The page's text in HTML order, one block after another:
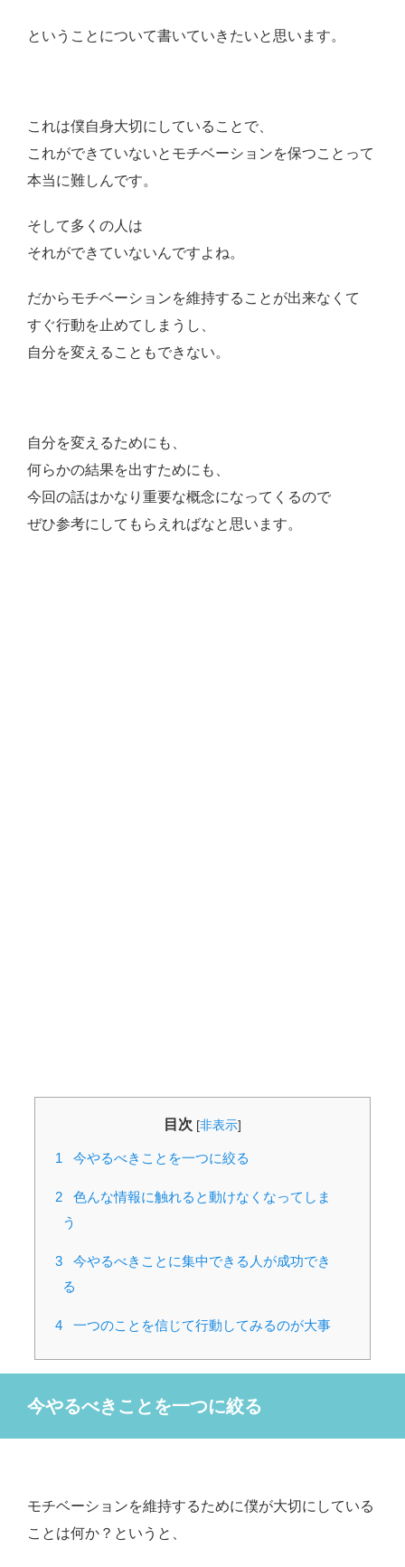
ということについて書いていきたいと思います。
これは僕自身大切にしていることで、
これができていないとモチベーションを保つことって
本当に難しんです。
そして多くの人は
それができていないんですよね。
だからモチベーションを維持することが出来なくて
すぐ行動を止めてしまうし、
自分を変えることもできない。
自分を変えるためにも、
何らかの結果を出すためにも、
今回の話はかなり重要な概念になってくるので
ぜひ参考にしてもらえればなと思います。
目次 [非表示]
1 今やるべきことを一つに絞る
2
色んな情報に触れると動けなくなってしま
う
3
今やるべきことに集中できる人が成功でき
る
4 一つのことを信じて行動してみるのが大事
今やるべきことを一つに絞る
モチベーションを維持するために僕が大切にしている
ことは何か？というと、